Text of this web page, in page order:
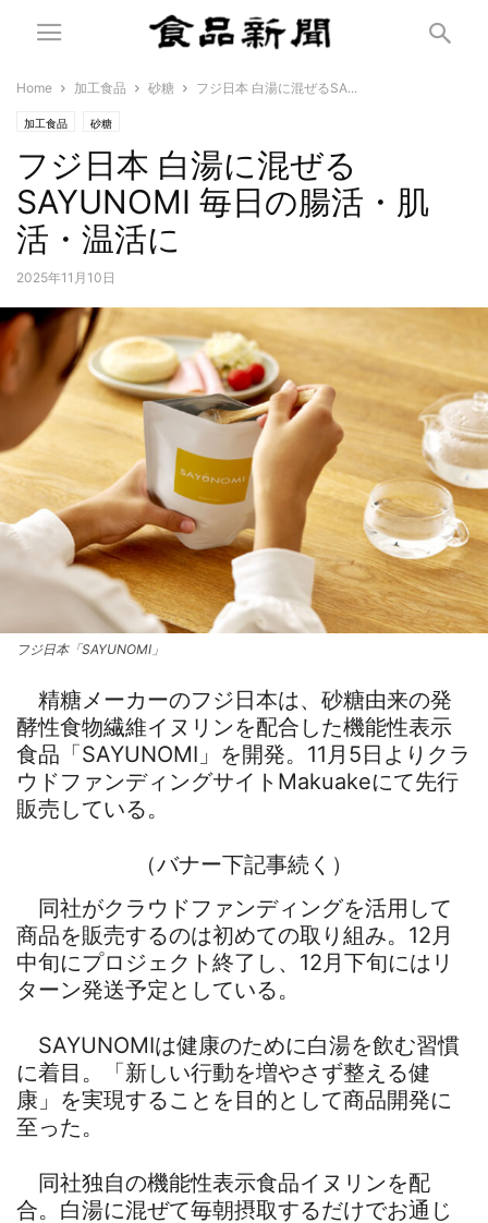
Home 加工食品 砂糖 フジ日本 白湯に混ぜるSA...
加工食品 砂糖
フジ日本 白湯に混ぜる
SAYUNOMI 毎日の腸活・肌
活・温活に
2025年11月10日
フジ日本「SAYUNOMI」
精糖メーカーのフジ日本は、砂糖由来の発
酵性食物繊維イヌリンを配合した機能性表示
食品「SAYUNOMI」を開発。11月5日よりクラ
ウドファンディングサイトMakuakeにて先行
販売している。
（バナー下記事続く）
同社がクラウドファンディングを活用して
商品を販売するのは初めての取り組み。12月
中旬にプロジェクト終了し、12月下旬にはリ
ターン発送予定としている。
SAYUNOMIは健康のために白湯を飲む習慣
に着目。「新しい行動を増やさず整える健
康」を実現することを目的として商品開発に
至った。
同社独自の機能性表示食品イヌリンを配
合。白湯に混ぜて毎朝摂取するだけでお通じ